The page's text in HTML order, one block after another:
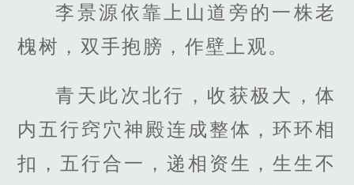
李景源依靠上山道旁的一株老
槐树，双手抱膀，作壁上观。
青天此次北行，收获极大，体
内五行窍穴神殿连成整体，环环相
扣，五行合一，递相资生，生生不